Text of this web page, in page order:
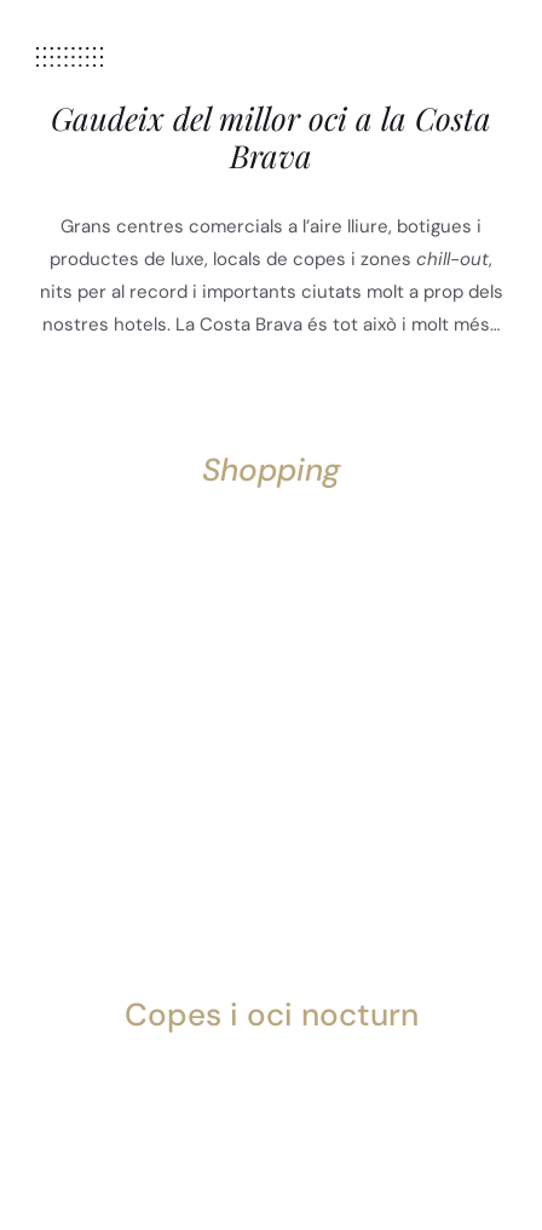
Gaudeix del millor oci a la Costa
Brava
Grans centres comercials a l’aire lliure, botigues i
productes de luxe, locals de copes i zones chill-out,
nits per al record i importants ciutats molt a prop dels
nostres hotels. La Costa Brava és tot això i molt més…
Shopping
Copes i oci nocturn